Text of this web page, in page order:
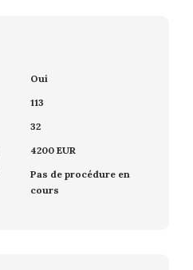
Oui
113
32
4200 EUR
Pas de procédure en
cours